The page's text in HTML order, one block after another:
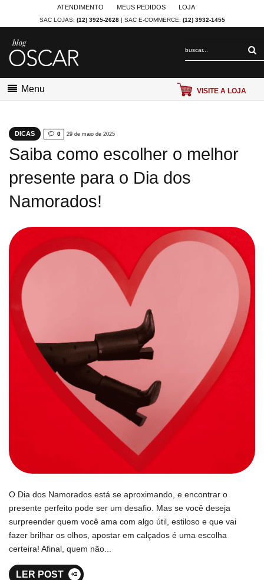
ATENDIMENTO MEUS PEDIDOS LOJA
SAC LOJAS: (12) 3925-2628| SAC E-COMMERCE: (12) 3932-1455
VISITE A LOJA
Menu
DICAS 0 29 de maio de 2025
Saiba como escolher o melhor
presente para o Dia dos
Namorados!
O Dia dos Namorados está se aproximando, e encontrar o
presente perfeito pode ser um desafio. Mas se você deseja
surpreender quem você ama com algo útil, estiloso e que vai
fazer brilhar os olhos, apostar em calçados é uma escolha
certeira! Afinal, quem não...
LER POST